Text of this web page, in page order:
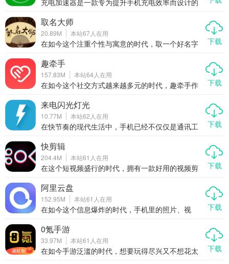
识真实可靠的同龄人，开启属于你的精彩社交生
活。
过优化手机的充电流程，这款应用让用户的手机在
短时间内恢复更多电量，无论是外出办事、观看视
频、聊天还是约会，都能有效缓解因电量不足带来
的焦虑感。作为一款高效实用的工具类应用，充电
加速器不仅操作简单，而且兼容性强，适用于多种
机型。
取名大师
20.89M 本站67人在用
在如今这个注重个性与寓意的时代，取一个好名字
名、公司命名，还是网名、游戏角色取名，一个好
的名字不仅能带来好运，还能体现个人品味。取名
大师作为一款专业的起名工具类APP，结合了命理
学、五行学、三才五格等传统理论，帮助用户精准
匹配最适合的名字。本文将带你全面了解这款APP
的功能、优势以及使用体验，告诉你为什么它值得
你下载。
下载
趣牵手
157.83M 本站64 人在用
在如今这个社交方式越来越多元的时代，趣牵手作
其真实用户认证、快速匹配机制和丰富多样的互动
玩法，迅速赢得了广大年轻用户的青睐。无论你是
想找朋友聊天解闷，还是渴望遇见那个对的人，趣
牵手都能为你牵线搭桥，开启一段有趣又真实的社
交旅程。
下载
来电闪光灯光
10.77M 本站62 人在用
在快节奏的现代生活中，手机已经不仅仅是通讯工
望它太过喧嚣。来电闪光灯光就是这样一款贴心的
轻量级应用，它能在来电或收到短信时自动触发闪
光灯提醒，既安静又醒目，让你不错过任何重要信
息，又不打扰他人。今天我们就来聊聊这款“来电闪
光灯光”到底有多实用，为什么值得你下载。
下载
快剪辑
204.4M 本站61 人在用
在这个短视频盛行的时代，拥有一款好用的视频剪
的全能视频剪辑工具，凭借其强大的功能和简单易
用的操作，迅速赢得了抖音、快手、小红书、B站等
平台用户的青睐。无论是AI写真、AI抠图还是AI擦
除等功能，都能让你轻松创作出专业级别的视频作
品。
下载
阿里云盘
152.95M 本站61 人在用
在如今这个信息爆炸的时代，手机里的照片、视
为阿里巴巴集团推出的云存储工具，凭借高速传
输、安全稳定、无广告干扰等优势，迅速成为用户
心中的首选网盘应用。本文将从多个角度为你详细
介绍阿里云盘的强大功能和使用体验，让你轻松告
别手机存储焦虑。
下载
0氪手游
33.97M 本站61 人在用
在如今手游泛滥的时代，想要玩得尽兴又不想花太
下载